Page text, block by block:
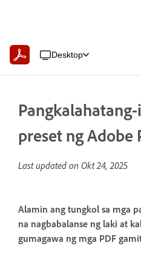
Desktop
preset ng Adobe
Last updated on Okt 24, 2025
Alamin ang tungkol sa mga
na nagbabalanse ng laki at
gumagawa ng mga PDF